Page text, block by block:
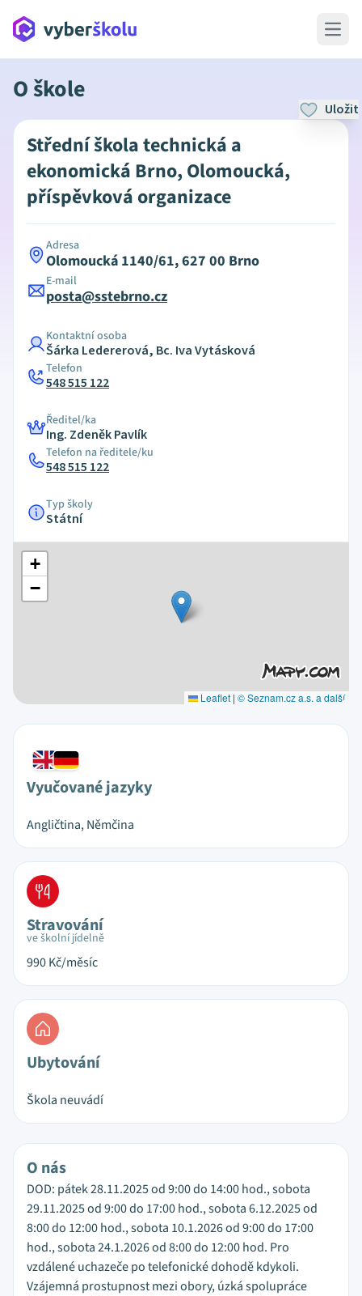
Open
O škole
Uložit
Střední škola technická a
ekonomická Brno, Olomoucká,
příspěvková organizace
Adresa
Olomoucká 1140/61, 627 00 Brno
E-mail
posta@sstebrno.cz
Kontaktní osoba
Šárka Ledererová, Bc. Iva Vytásková
Telefon
548 515 122
Ředitel/ka
Ing. Zdeněk Pavlík
Telefon na ředitele/ku
548 515 122
Typ školy
Státní
+
−
Leaflet | © Seznam.cz a.s. a další
Vyučované jazyky
Angličtina, Němčina
Stravování
ve školní jídelně
990Kč/měsíc
Ubytování
Škola neuvádí
O nás
DOD: pátek 28.11.2025 od 9:00 do 14:00 hod., sobota
29.11.2025 od 9:00 do 17:00 hod., sobota 6.12.2025 od
8:00 do 12:00 hod., sobota 10.1.2026 od 9:00 do 17:00
hod., sobota 24.1.2026 od 8:00 do 12:00 hod. Pro
vzdálené uchazeče po telefonické dohodě kdykoli.
Vzájemná prostupnost mezi obory, úzká spolupráce